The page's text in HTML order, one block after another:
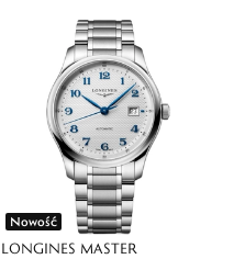
Nowość
LONGINES MASTER